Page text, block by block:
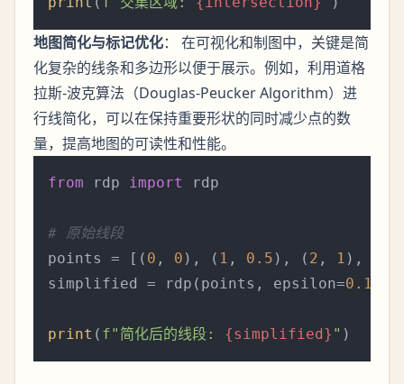
地图简化与标记优化： 在可视化和制图中，关键是简
化复杂的线条和多边形以便于展示。例如，利用道格
拉斯-波克算法（Douglas-Peucker Algorithm）进
行线简化，可以在保持重要形状的同时减少点的数
量，提高地图的可读性和性能。
from rdp import rdp
# 原始线段
points = [( 0 , 0 ), ( 1 , 0.5 ), ( 2 , 1 ), (
simplified = rdp(points, epsilon=0.1
print ( f"简化后的线段: {simplified} "